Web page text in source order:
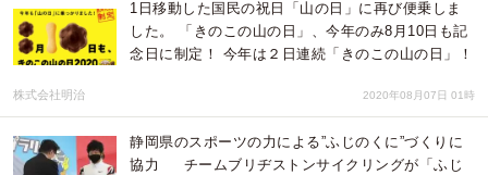
1日移動した国民の祝日「山の日」に再び便乗しま
した。 「きのこの山の日」、今年のみ8月10日も記
念日に制定！ 今年は２日連続「きのこの山の日」！
株式会社明治 2020年08月07日 01時
静岡県のスポーツの力による”ふじのくに”づくりに
協力 チームブリヂストンサイクリングが「ふじ